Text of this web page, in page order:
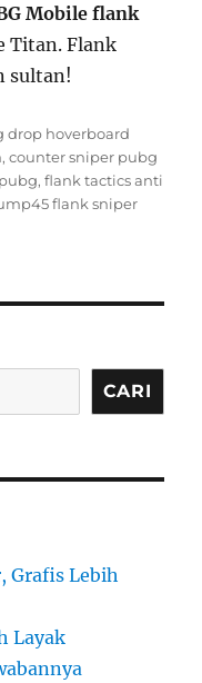
Mobile flank
Titan. Flank
sultan!
drop hoverboard
,counter sniper pubg
,flank tactics anti
flank sniper
CARI
Grafis Lebih
Layak